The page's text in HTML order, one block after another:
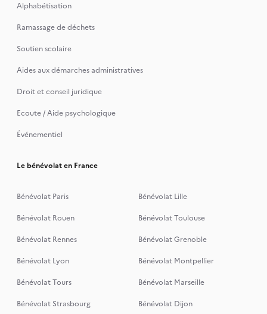
Alphabétisation
Ramassage de déchets
Soutien scolaire
Aides aux démarches administratives
Droit et conseil juridique
Ecoute / Aide psychologique
Événementiel
Le bénévolat en France
Bénévolat Paris
Bénévolat Lille
Bénévolat Rouen
Bénévolat Toulouse
Bénévolat Rennes
Bénévolat Grenoble
Bénévolat Lyon
Bénévolat Montpellier
Bénévolat Tours
Bénévolat Marseille
Bénévolat Strasbourg
Bénévolat Dijon